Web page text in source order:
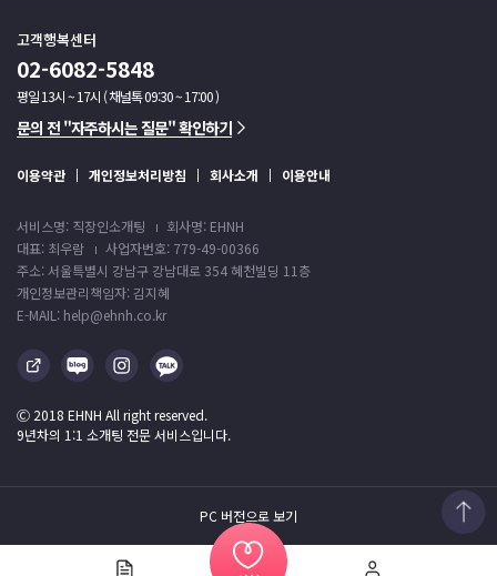
고객행복센터
02-6082-5848
평일 13시 ~ 17시 ( 채널톡 09:30 ~ 17:00 )
문의 전 "자주하시는 질문" 확인하기
이용약관 개인정보처리방침 회사소개 이용안내
서비스명: 직장인소개팅
회사명: EHNH
대표: 최우람
사업자번호: 779-49-00366
주소: 서울특별시 강남구 강남대로 354 혜천빌딩 11층
개인정보관리책임자: 김지혜
E-MAIL: help@ehnh.co.kr
Ⓒ 2018 EHNH All right reserved.
9년차의 1:1 소개팅 전문 서비스입니다.
PC 버전으로 보기